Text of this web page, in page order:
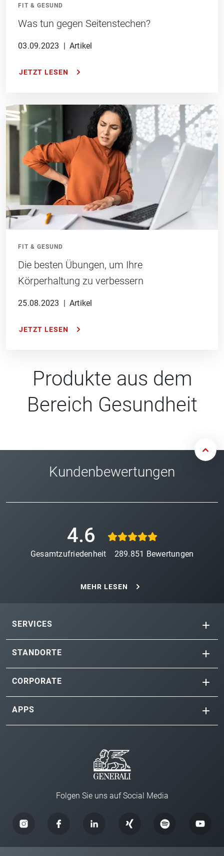
FIT & GESUND
Was tun gegen Seitenstechen?
03.09.2023 | Artikel
JETZT LESEN
FIT & GESUND
Die besten Übungen, um Ihre
Körperhaltung zu verbessern
25.08.2023 | Artikel
JETZT LESEN
Produkte aus dem
Bereich Gesundheit
Kundenbewertungen
4.6
Gesamtzufriedenheit 289.851 Bewertungen
MEHR LESEN
SERVICES
STANDORTE
CORPORATE
APPS
Folgen Sie uns auf Social Media